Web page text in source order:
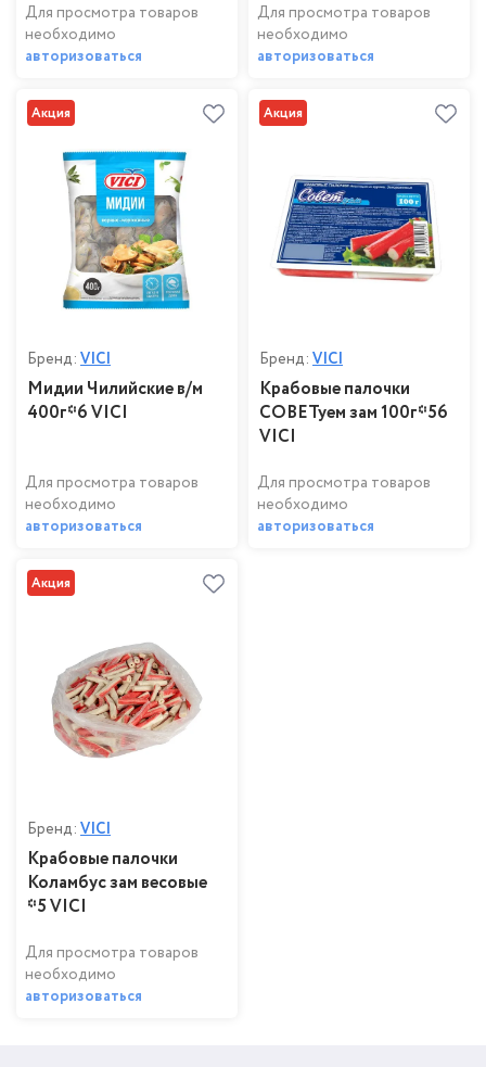
Для просмотра товаров
необходимо
авторизоваться
Для просмотра товаров
необходимо
авторизоваться
Акция
Бренд: VICI
Мидии Чилийские в/м
400г*6 VICI
Для просмотра товаров
необходимо
авторизоваться
Акция
Бренд: VICI
Крабовые палочки
СОВЕТуем зам 100г*56
VICI
Для просмотра товаров
необходимо
авторизоваться
Акция
Бренд: VICI
Крабовые палочки
Коламбус зам весовые
*5 VICI
Для просмотра товаров
необходимо
авторизоваться